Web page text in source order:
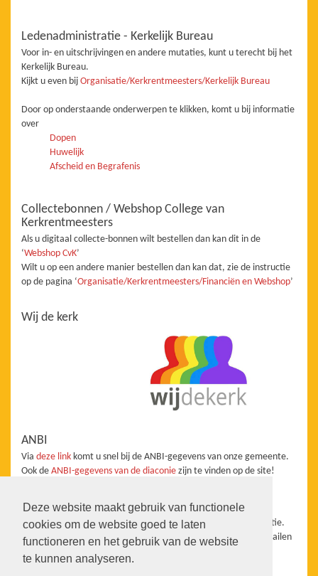
Deze website maakt gebruik van functionele
cookies om de website goed te laten
functioneren en het gebruik van de website
te kunnen analyseren.
Ledenadministratie - Kerkelijk Bureau
Voor in- en uitschrijvingen en andere mutaties, kunt u terecht bij het
Kerkelijk Bureau.
Kijkt u even bij Organisatie/Kerkrentmeesters/Kerkelijk Bureau
Door op onderstaande onderwerpen te klikken, komt u bij informatie
over
Dopen
Huwelijk
Afscheid en Begrafenis
Collectebonnen / Webshop College van
Kerkrentmeesters
Als u digitaal collecte-bonnen wilt bestellen dan kan dit in de
‘Webshop CvK’
Wilt u op een andere manier bestellen dan kan dat, zie de instructie
op de pagina ‘Organisatie/Kerkrentmeesters/Financiën en Webshop’
Wij de kerk
ANBI
Via deze link komt u snel bij de ANBI-gegevens van onze gemeente.
Ook de ANBI-gegevens van de diaconie zijn te vinden op de site!
Redactie
De website staat onder redactie van de Taakgroep Communicatie.
Wanneer u aanvullingen, vragen, suggesties heeft kunt u ons mailen